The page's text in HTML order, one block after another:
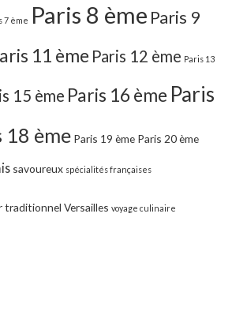
7 ème Paris 8 ème Paris 9
11 ème Paris 12 ème Paris 13
15 ème Paris 16 ème Paris
18 ème Paris 19 ème Paris 20 ème
savoureux spécialités françaises
traditionnel Versailles voyage culinaire